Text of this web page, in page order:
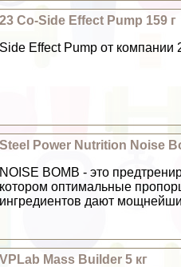
23 Co-Side Effect Pump 159 г
Side Effect Pump от компании
Steel Power Nutrition Noise
NOISE BOMB - это
котором оптимальные
ингредиентов дают
VPLab Mass Builder 5 кг